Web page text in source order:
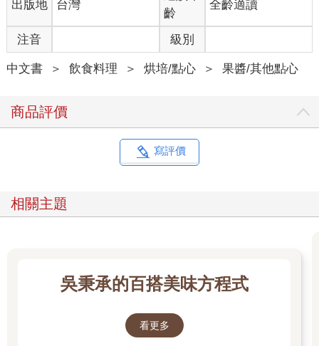
出版地 台灣
齡
全齡適讀
注音 級別
中文書 ＞ 飲食料理 ＞ 烘培/點心 ＞ 果醬/其他點心
商品評價
寫評價
相關主題
吳秉承的百搭美味方程式
看更多